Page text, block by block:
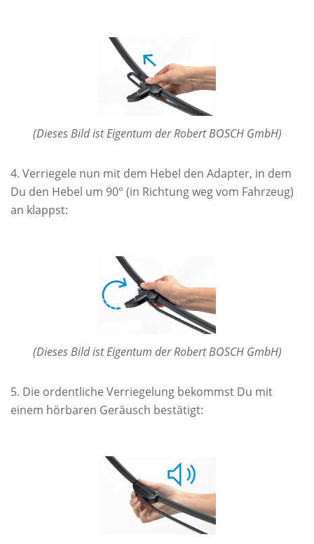
(Dieses Bild ist Eigentum der Robert BOSCH GmbH)
Verriegele nun mit dem Hebel den Adapter, in dem
Du den Hebel um 90° (in Richtung weg vom Fahrzeug)
an klappst:
(Dieses Bild ist Eigentum der Robert BOSCH GmbH)
Die ordentliche Verriegelung bekommst Du mit
einem hörbaren Geräusch bestätigt: